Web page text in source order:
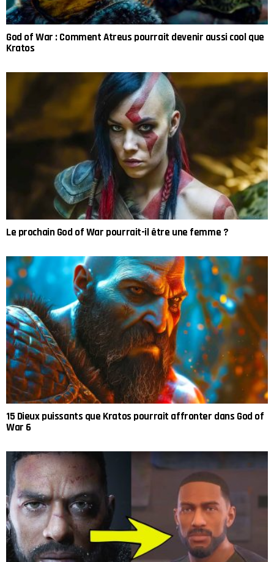
God of War : Comment Atreus pourrait devenir aussi cool que
Kratos
Le prochain God of War pourrait-il être une femme ?
15 Dieux puissants que Kratos pourrait affronter dans God of
War 6